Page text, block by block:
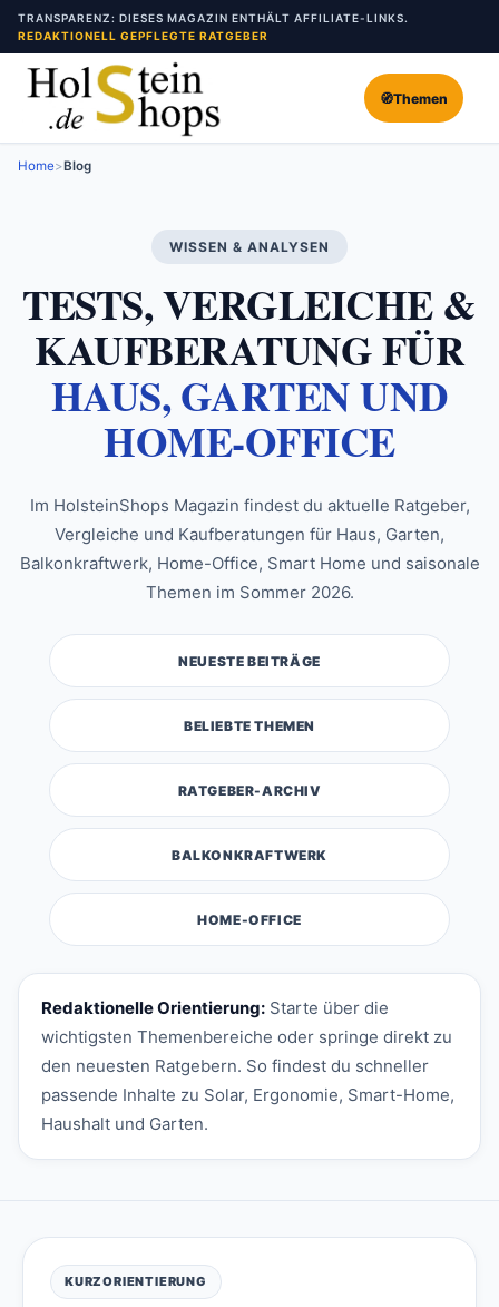
Zum
Inhalt
TRANSPARENZ: DIESES MAGAZIN ENTHÄLT AFFILIATE-LINKS.
REDAKTIONELL GEPFLEGTE RATGEBER
🧭Themen
Home>Blog
WISSEN & ANALYSEN
TESTS, VERGLEICHE &
KAUFBERATUNG FÜR
HAUS, GARTEN UND
HOME-OFFICE
Im HolsteinShops Magazin findest du aktuelle Ratgeber,
Vergleiche und Kaufberatungen für Haus, Garten,
Balkonkraftwerk, Home-Office, Smart Home und saisonale
Themen im Sommer 2026.
NEUESTE BEITRÄGE
BELIEBTE THEMEN
RATGEBER-ARCHIV
BALKONKRAFTWERK
HOME-OFFICE
Redaktionelle Orientierung: Starte über die
wichtigsten Themenbereiche oder springe direkt zu
den neuesten Ratgebern. So findest du schneller
passende Inhalte zu Solar, Ergonomie, Smart-Home,
Haushalt und Garten.
KURZORIENTIERUNG